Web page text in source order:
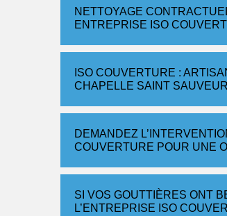
NETTOYAGE
ENTREPRISE ISO
ISO COUVERTURE :
CHAPELLE SAINT SAUVEUR
DEMANDEZ
COUVERTURE POUR UNE
SI VOS GOUTTIÈRES ONT
L’ENTREPRISE ISO